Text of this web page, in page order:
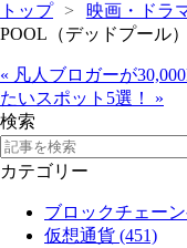
トップ > 映画・ドラ
POOL（デッドプール
« 凡人ブロガーが
たいスポット5選！ »
検索
カテゴリー
ブロックチェー
仮想通貨 (451)